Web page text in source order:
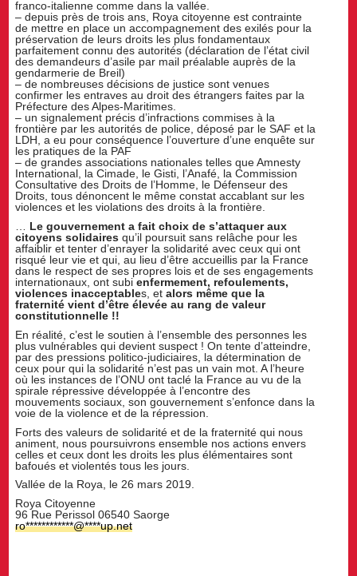
franco-italienne comme dans la vallée.
– depuis près de trois ans, Roya citoyenne est contrainte
de mettre en place un accompagnement des exilés pour la
préservation de leurs droits les plus fondamentaux
parfaitement connu des autorités (déclaration de l’état civil
des demandeurs d’asile par mail préalable auprès de la
gendarmerie de Breil)
– de nombreuses décisions de justice sont venues
confirmer les entraves au droit des étrangers faites par la
Préfecture des Alpes-Maritimes.
– un signalement précis d’infractions commises à la
frontière par les autorités de police, déposé par le SAF et la
LDH, a eu pour conséquence l’ouverture d’une enquête sur
les pratiques de la PAF
– de grandes associations nationales telles que Amnesty
International, la Cimade, le Gisti, l’Anafé, la Commission
Consultative des Droits de l’Homme, le Défenseur des
Droits, tous dénoncent le même constat accablant sur les
violences et les violations des droits à la frontière.
Le gouvernement a fait choix de s’attaquer aux
citoyens solidaires qu’il poursuit sans relâche pour les
affaiblir et tenter d’enrayer la solidarité avec ceux qui ont
risqué leur vie et qui, au lieu d’être accueillis par la France
dans le respect de ses propres lois et de ses engagements
internationaux, ont subienfermement, refoulements,
violences inacceptables, etalors même que la
fraternité vient d’être élevée au rang de valeur
constitutionnelle !!
En réalité, c’est le soutien à l’ensemble des personnes les
plus vulnérables qui devient suspect ! On tente d’atteindre,
par des pressions politico-judiciaires, la détermination de
ceux pour qui la solidarité n’est pas un vain mot. A l’heure
où les instances de l’ONU ont taclé la France au vu de la
spirale répressive développée à l’encontre des
mouvements sociaux, son gouvernement s’enfonce dans la
voie de la violence et de la répression.
Forts des valeurs de solidarité et de la fraternité qui nous
animent, nous poursuivrons ensemble nos actions envers
celles et ceux dont les droits les plus élémentaires sont
bafoués et violentés tous les jours.
Vallée de la Roya, le 26 mars 2019.
Roya Citoyenne
96 Rue Perissol 06540 Saorge
ro************@****up.net